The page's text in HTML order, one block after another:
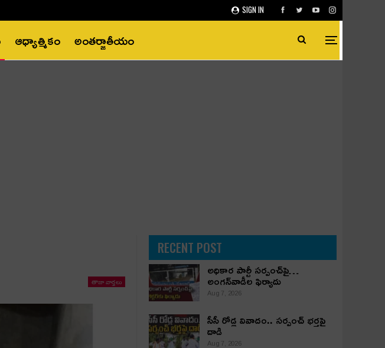
SIGN IN
ఆధ్యాత్మికం అంతర్జాతీయం
తాజా వార్తలు
RECENT POST
అధికార పార్టీ స‌ర్పంచ్‌పై…
అంగ‌న్‌వాడీల ఫిర్యాదు
Aug 7, 2026
సీసీ రోడ్ల వివాదం.. స‌ర్పంచ్ భ‌ర్త‌పై
దాడి
Aug 7, 2026